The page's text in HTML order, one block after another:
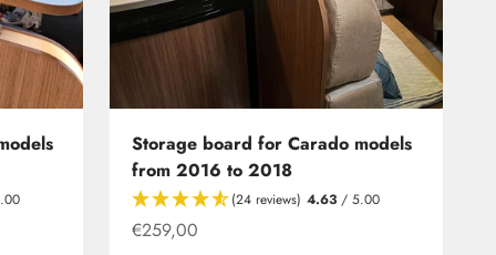
Storage board for Carado models
from 2016 to 2018
(24 reviews) 4.63 / 5.00
Offer from
€259,00